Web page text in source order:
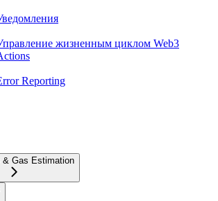
жизненным циклом Web3
Reporting
& Gas Estimation